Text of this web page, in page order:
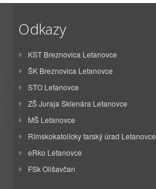
Odkazy
KST Breznovica Letanovce
ŠK Breznovica Letanovce
STO Letanovce
ZŠ Juraja Sklenára Letanovce
MŠ Letanovce
Rímskokatolícky farský úrad Letanovce
eRko Letanovce
FSk Olišavčan